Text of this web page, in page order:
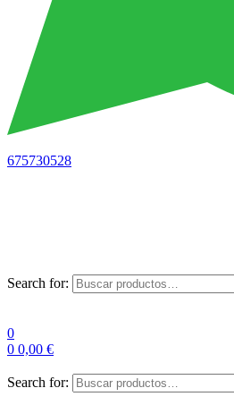
675730528
Search for:
0
0 0,00 €
Search for: